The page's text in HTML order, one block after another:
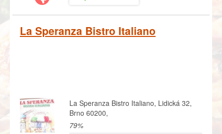
La Speranza Bistro Italiano
La Speranza Bistro Italiano, Lidická 32,
Brno 60200,
79%